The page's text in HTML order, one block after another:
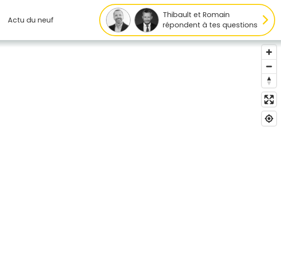
Actudu neuf
Thibault et Romain
répondent à tes questions